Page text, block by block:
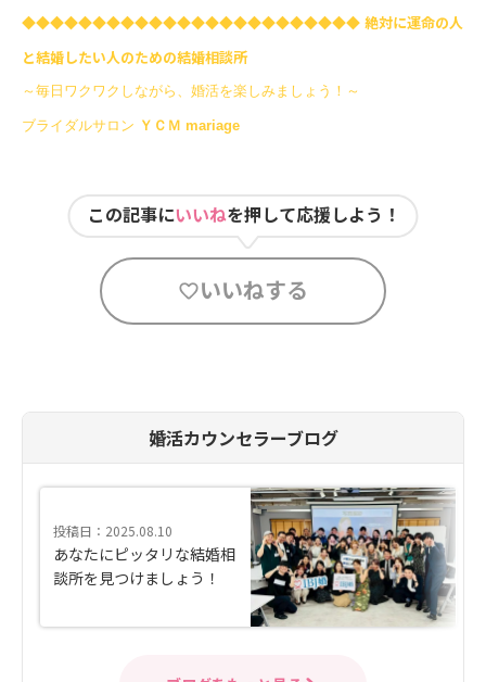
◆◆◆◆◆◆◆◆◆◆◆◆◆◆◆◆◆◆◆◆◆◆◆◆ 絶対に運命の人
と結婚したい人のための結婚相談所
～毎日ワクワクしながら、婚活を楽しみましょう！～
ブライダルサロン ＹＣＭ mariage
この記事にいいねを押して応援しよう！
いいねする
婚活カウンセラーブログ
投稿日：2025.08.10
あなたにピッタリな結婚相
談所を見つけましょう！